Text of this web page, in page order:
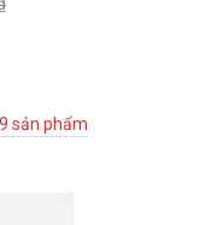
sản phẩm